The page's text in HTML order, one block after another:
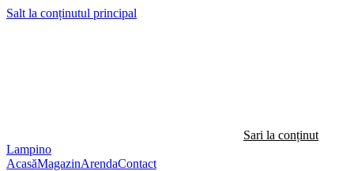
Salt la conținutul principal
Sari la conținut
Lampino
AcasăMagazinArendaContact